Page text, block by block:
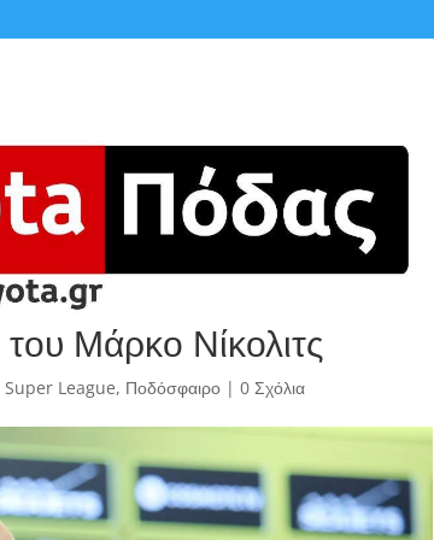
του Μάρκο Νίκολιτς
Super League, Ποδόσφαιρο| 0 Σχόλια